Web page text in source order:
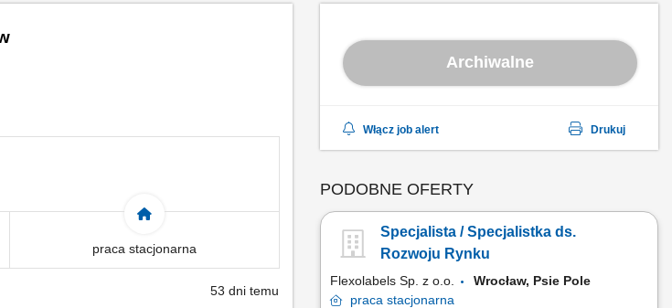
praca stacjonarna
53 dni temu
Archiwalne
Włącz job alert Drukuj
PODOBNE OFERTY
Specjalista / Specjalistka ds.
Rozwoju Rynku
Flexolabels Sp. z o.o.
Wrocław, Psie Pole
praca stacjonarna